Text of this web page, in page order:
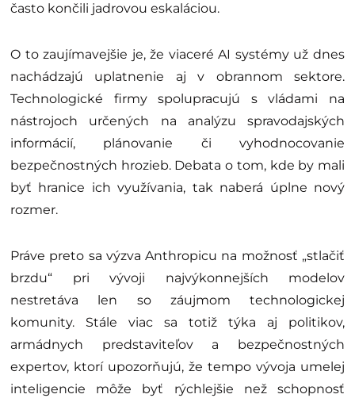
často končili jadrovou eskaláciou.
O to zaujímavejšie je, že viaceré AI systémy už dnes
nachádzajú uplatnenie aj v obrannom sektore.
Technologické firmy spolupracujú s vládami na
nástrojoch určených na analýzu spravodajských
informácií, plánovanie či vyhodnocovanie
bezpečnostných hrozieb. Debata o tom, kde by mali
byť hranice ich využívania, tak naberá úplne nový
rozmer.
Práve preto sa výzva Anthropicu na možnosť „stlačiť
brzdu“ pri vývoji najvýkonnejších modelov
nestretáva len so záujmom technologickej
komunity. Stále viac sa totiž týka aj politikov,
armádnych predstaviteľov a bezpečnostných
expertov, ktorí upozorňujú, že tempo vývoja umelej
inteligencie môže byť rýchlejšie než schopnosť